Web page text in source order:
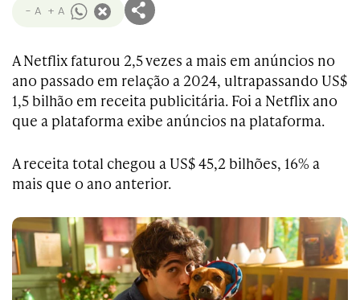
- A + A
A Netflix faturou 2,5 vezes a mais em anúncios no
ano passado em relação a 2024, ultrapassando US$
1,5 bilhão em receita publicitária. Foi a Netflix ano
que a plataforma exibe anúncios na plataforma.
A receita total chegou a US$ 45,2 bilhões, 16% a
mais que o ano anterior.